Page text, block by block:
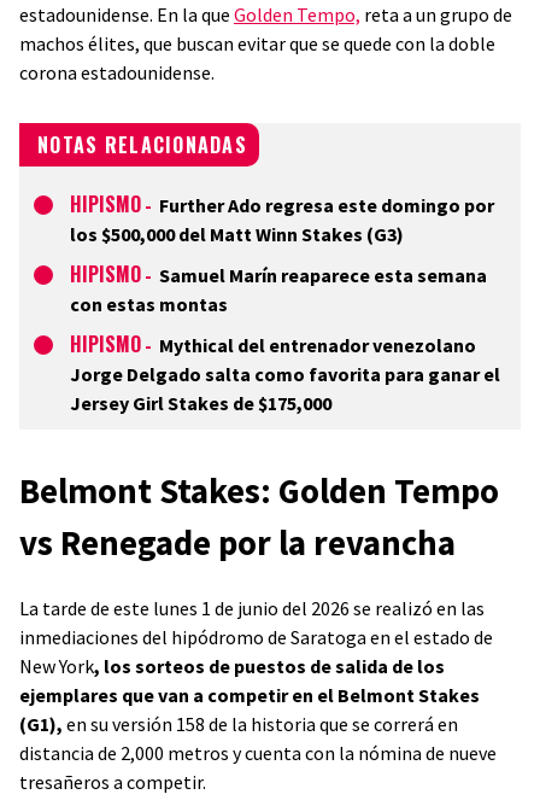
estadounidense. En la que Golden Tempo, reta a un grupo de
machos élites, que buscan evitar que se quede con la doble
corona estadounidense.
NOTAS RELACIONADAS
HIPISMO - Further Ado regresa este domingo por
los $500,000 del Matt Winn Stakes (G3)
HIPISMO - Samuel Marín reaparece esta semana
con estas montas
HIPISMO - Mythical del entrenador venezolano
Jorge Delgado salta como favorita para ganar el
Jersey Girl Stakes de $175,000
Belmont Stakes: Golden Tempo
vs Renegade por la revancha
La tarde de este lunes 1 de junio del 2026 se realizó en las
inmediaciones del hipódromo de Saratoga en el estado de
New York, los sorteos de puestos de salida de los
ejemplares que van a competir en el Belmont Stakes
(G1), en su versión 158 de la historia que se correrá en
distancia de 2,000 metros y cuenta con la nómina de nueve
tresañeros a competir.